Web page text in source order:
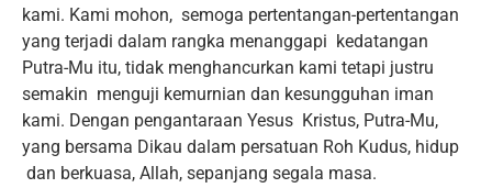
kami. Kami mohon, semoga pertentangan-pertentangan
yang terjadi dalam rangka menanggapi kedatangan
Putra-Mu itu, tidak menghancurkan kami tetapi justru
semakin menguji kemurnian dan kesungguhan iman
kami. Dengan pengantaraan Yesus Kristus, Putra-Mu,
yang bersama Dikau dalam persatuan Roh Kudus, hidup
dan berkuasa, Allah, sepanjang segala masa.